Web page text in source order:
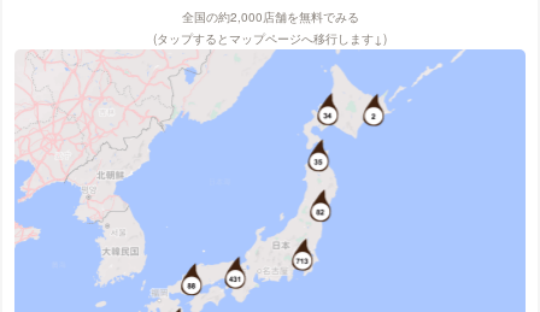
全国の約2,000店舗を無料でみる
(タップするとマップページへ移行します↓)